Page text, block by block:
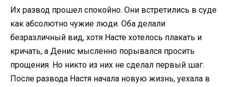
Их развод прошел спокойно. Они встретились в суде
как абсолютно чужие люди. Оба делали
безразличный вид, хотя Насте хотелось плакать и
кричать, а Денис мысленно порывался просить
прощения. Но никто из них не сделал первый шаг.
После развода Настя начала новую жизнь, уехала в